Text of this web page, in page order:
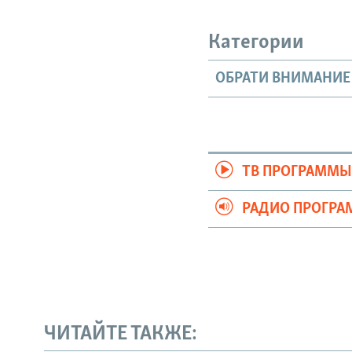
Категории
ОБРАТИ ВНИМАНИЕ
ТВ ПРОГРАММЫ
РАДИО
ЧИТАЙТЕ ТАКЖЕ: